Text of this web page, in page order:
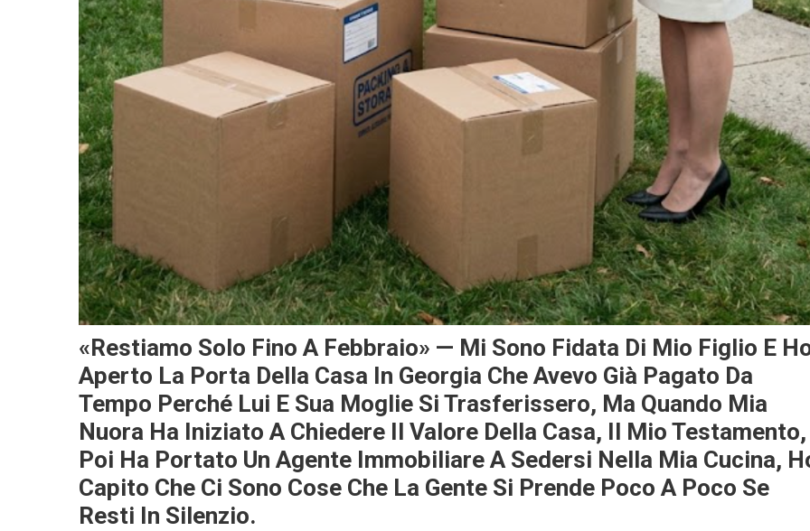
«Restiamo Solo Fino A Febbraio» — Mi Sono Fidata Di Mio Figlio E
Aperto La Porta Della Casa In Georgia Che Avevo Già Pagato Da
Tempo Perché Lui E Sua Moglie Si Trasferissero, Ma Quando Mia
Nuora Ha Iniziato A Chiedere Il Valore Della Casa, Il Mio Testamento,
Poi Ha Portato Un Agente Immobiliare A Sedersi Nella Mia Cucina,
Capito Che Ci Sono Cose Che La Gente Si Prende Poco A Poco Se
Resti In Silenzio.